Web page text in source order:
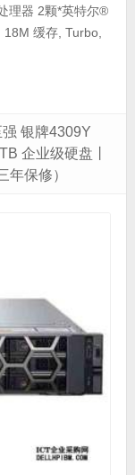
理器 2颗*英特尔®
缓存, Turbo,
银牌4309Y
企业级硬盘丨
年保修）